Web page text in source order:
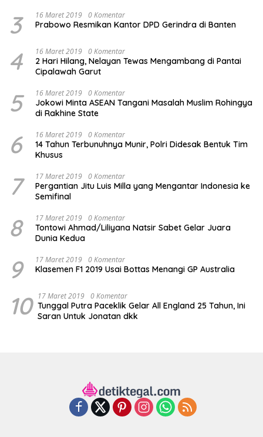
3 16 Maret 2019 0 Komentar
Prabowo Resmikan Kantor DPD Gerindra di Banten
4 16 Maret 2019 0 Komentar
2 Hari Hilang, Nelayan Tewas Mengambang di Pantai
Cipalawah Garut
5 16 Maret 2019 0 Komentar
Jokowi Minta ASEAN Tangani Masalah Muslim Rohingya
di Rakhine State
6 16 Maret 2019 0 Komentar
14 Tahun Terbunuhnya Munir, Polri Didesak Bentuk Tim
Khusus
7 17 Maret 2019 0 Komentar
Pergantian Jitu Luis Milla yang Mengantar Indonesia ke
Semifinal
8 17 Maret 2019 0 Komentar
Tontowi Ahmad/Liliyana Natsir Sabet Gelar Juara
Dunia Kedua
9 17 Maret 2019 0 Komentar
Klasemen F1 2019 Usai Bottas Menangi GP Australia
10 17 Maret 2019 0 Komentar
Tunggal Putra Paceklik Gelar All England 25 Tahun, Ini
Saran Untuk Jonatan dkk